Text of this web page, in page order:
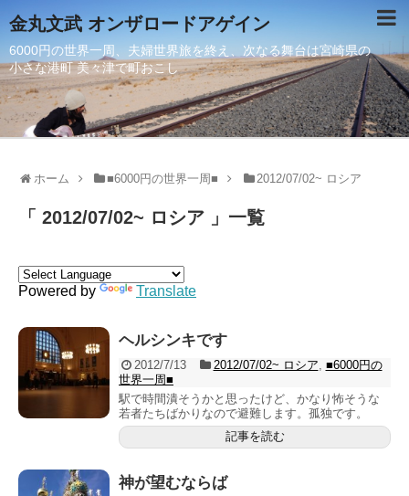
金丸文武 オンザロードアゲイン
6000円の世界一周、夫婦世界旅を終え、次なる舞台は宮崎県の
小さな港町 美々津で町おこし
ホーム ■6000円の世界一周■ 2012/07/02~ ロシア
「 2012/07/02~ ロシア 」一覧
Powered by Translate
ヘルシンキです
2012/7/13 2012/07/02~ ロシア, ■6000円の
世界一周■
駅で時間潰そうかと思ったけど、かなり怖そうな
若者たちばかりなので避難します。孤独です。
記事を読む
神が望むならば